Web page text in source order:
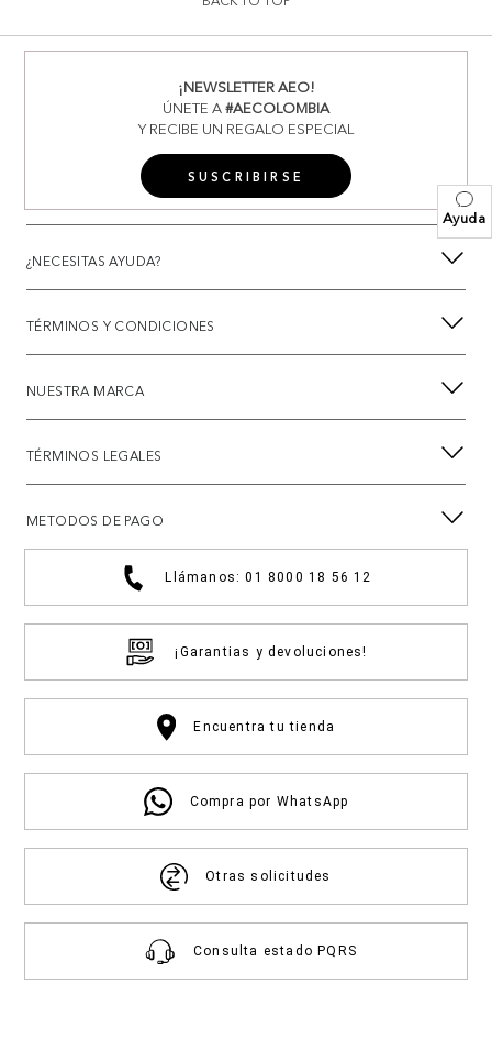
Ayuda
¡NEWSLETTER AEO!
ÚNETE A#AECOLOMBIA
Y RECIBE UN REGALO ESPECIAL
SUSCRIBIRSE
¿NECESITAS AYUDA?
TÉRMINOS Y CONDICIONES
NUESTRA MARCA
TÉRMINOS LEGALES
METODOS DE PAGO
Llámanos: 01 8000 18 56 12
¡Garantias y devoluciones!
Encuentra tu tienda
Compra por WhatsApp
Otras solicitudes
Consulta estado PQRS